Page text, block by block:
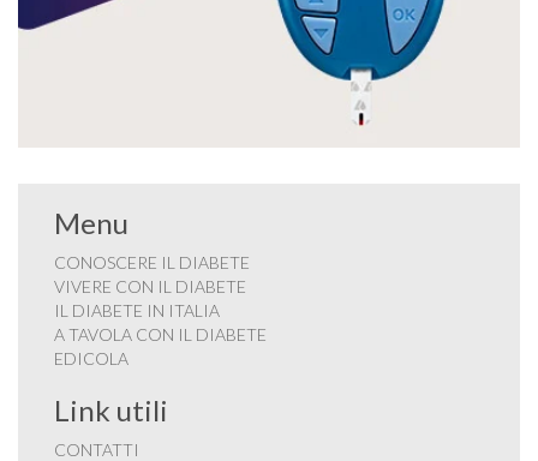
Menu
CONOSCERE IL DIABETE
VIVERE CON IL DIABETE
IL DIABETE IN ITALIA
A TAVOLA CON IL DIABETE
EDICOLA
Link utili
CONTATTI